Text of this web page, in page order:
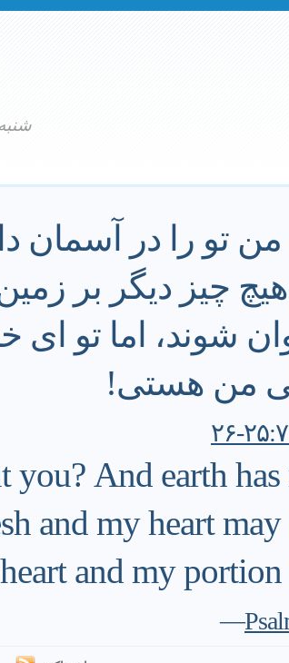
شنبه ۱۳۹۲/۱۲/۱۰
من تو را در آسمان
چيز ديگر بر
شوند، اما تو اى
من هستى!
And earth
and my heart
and my
—